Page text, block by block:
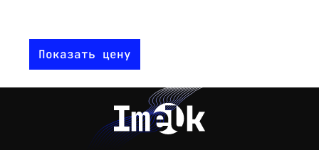
Показать цену